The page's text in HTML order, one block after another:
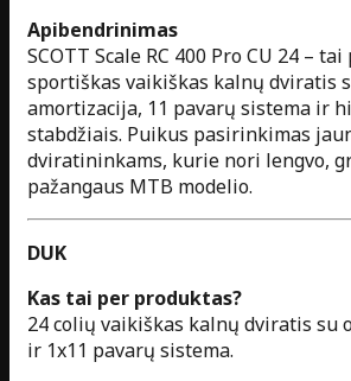
Apibendrinimas
SCOTT Scale RC 400 Pro CU 24 –
sportiškas vaikiškas kalnų dviratis
amortizacija, 11 pavarų sistema ir
stabdžiais. Puikus pasirinkimas
dviratininkams, kurie nori lengvo,
pažangaus MTB modelio.
DUK
Kas tai per produktas?
24 colių vaikiškas kalnų dviratis su
ir 1x11 pavarų sistema.